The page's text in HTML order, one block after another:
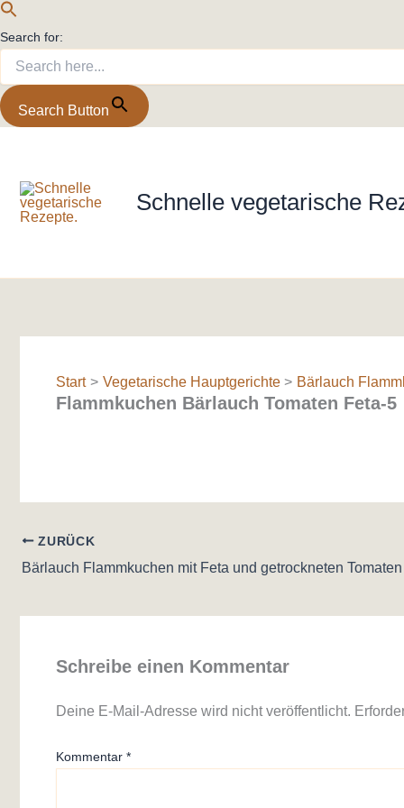
Search for:
Search Button
springen
Schnelle vegetarische
Start Vegetarische Hauptgerichte Bärlauch
Flammkuchen Bärlauch Tomaten Feta-5
ZURÜCK
Bärlauch Flammkuchen mit Feta und getrockneten Tomaten
Schreibe einen Kommentar
Deine E-Mail-Adresse wird nicht veröffentlicht.
Kommentar *